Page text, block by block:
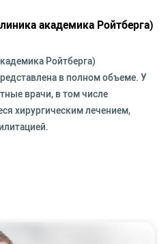
академика Ройтберга)
Ройтберга)
в полном объеме. У
врачи, в том числе
хирургическим лечением,